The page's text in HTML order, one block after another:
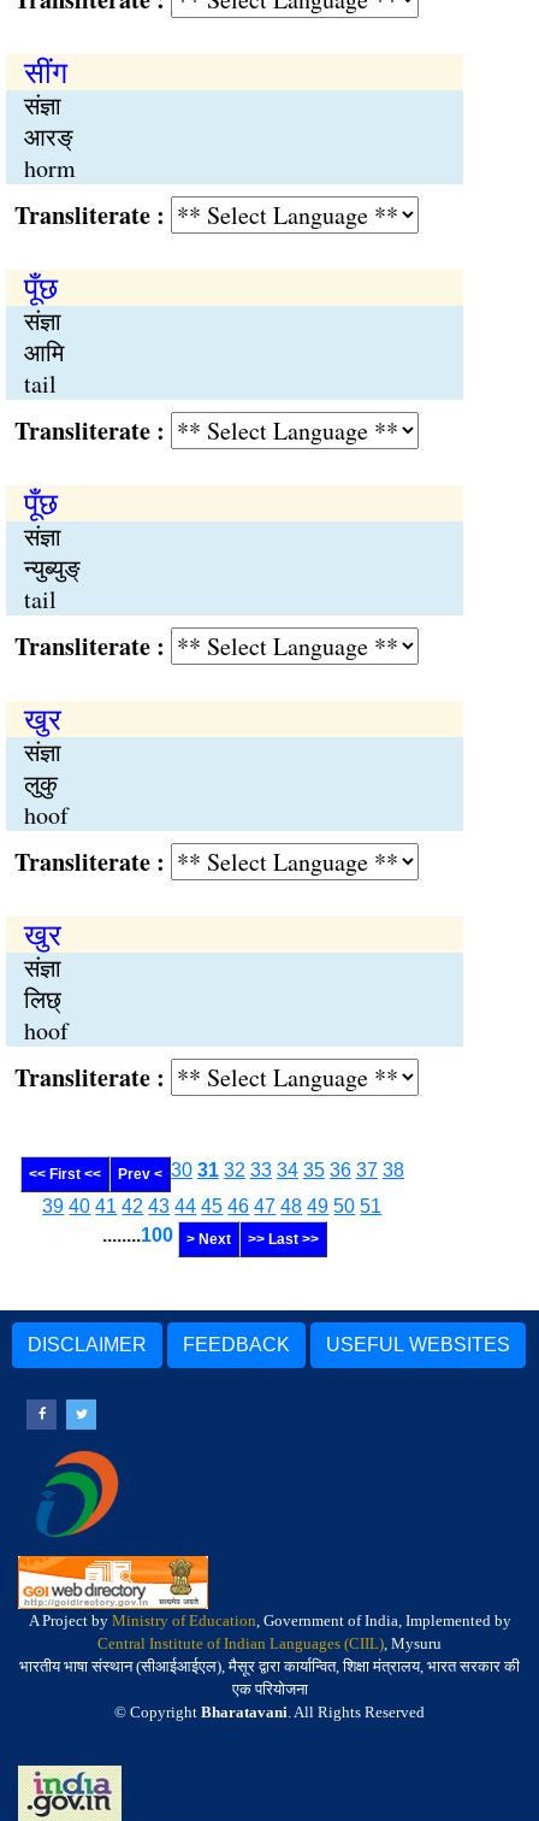
सींग
संज्ञा
आरङ्
horm
:
पूँछ
संज्ञा
आमि
tail
:
पूँछ
संज्ञा
न्युब्युङ्
tail
:
खुर
संज्ञा
लुकु
hoof
:
खुर
संज्ञा
लिछ्
hoof
:
<< First << Prev < 30 31 32 33 34 35 36 37 38
39 40 41 42 43 44 45 46 47 48 49 50 51
........100 > Next >> Last >>
DISCLAIMER FEEDBACK USEFUL WEBSITES
A Project by Ministry of Education, Government of India, Implemented by
Central Institute of Indian Languages (CIIL), Mysuru
भारतीय भाषा संस्थान (सीआईआईएल), मैसूर द्वारा कार्यान्वित, शिक्षा मंत्रालय, भारत सरकार की
एक परियोजना
© Copyright Bharatavani. All Rights Reserved